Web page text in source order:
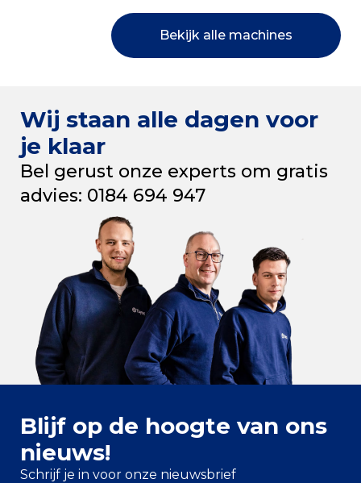
Bekijk alle machines
Wij staan alle dagen voor
je klaar
Bel gerust onze experts om gratis
advies: 0184 694 947
Blijf op de hoogte van ons
nieuws!
Schrijf je in voor onze nieuwsbrief